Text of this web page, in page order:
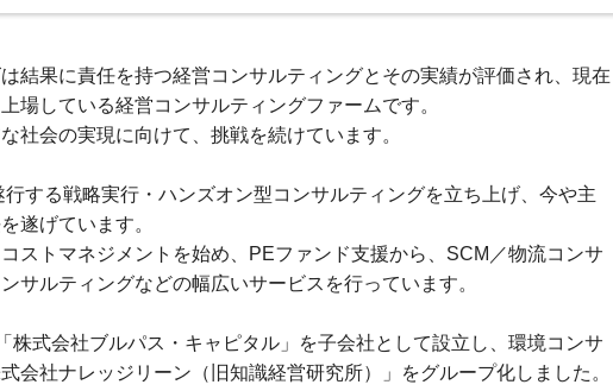
結果に責任を持つ経営コンサルティングとその実績が評価され、現在
場している経営コンサルティングファームです。
社会の実現に向けて、挑戦を続けています。
する戦略実行・ハンズオン型コンサルティングを立ち上げ、今や主
遂げています。
ストマネジメントを始め、PEファンド支援から、SCM／物流コンサ
サルティングなどの幅広いサービスを行っています。
株式会社ブルパス・キャピタル」を子会社として設立し、環境コンサ
会社ナレッジリーン（旧知識経営研究所）」をグループ化しました。